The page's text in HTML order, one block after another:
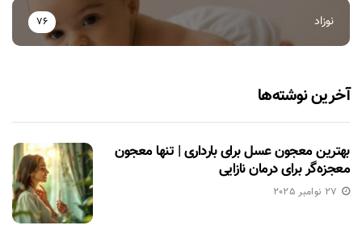
نوزاد 76
آخرین نوشته‌ها
بهترین معجون عسل برای بارداری | تنها معجون
معجزه‌گر برای درمان نازایی
27 نوامبر 2025